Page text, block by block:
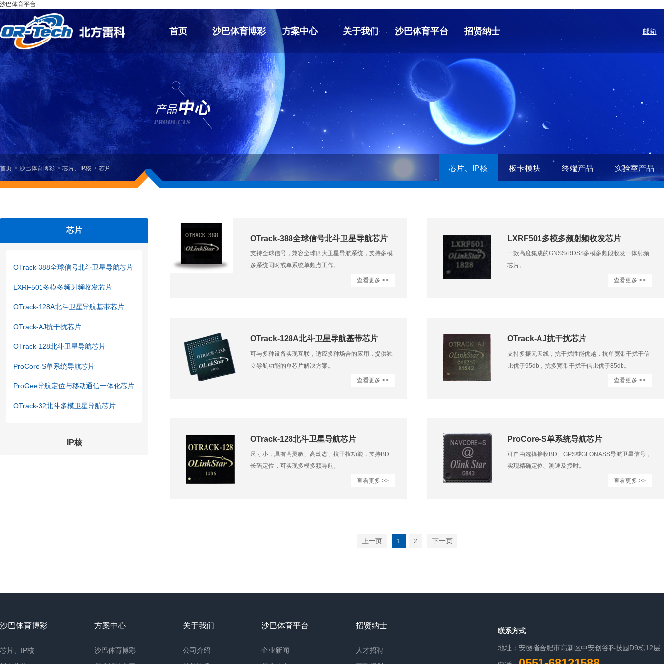
沙巴体育平台
首页 沙巴体育博彩
芯片、IP核
板卡模块
终端产品
实验室产品
方案中心
沙巴体育博彩
行业解决方案
关于我们
公司介绍
荣誉资质
联系我们
沙巴体育平台
企业新闻
行业动态
招贤纳士
人才招聘
邮箱
首页 沙巴体育博彩 芯片、IP核 芯片 芯片、IP核 板卡模块 终端产品 实验室产品
芯片
OTrack-388全球信号北斗卫星导航芯片
LXRF501多模多频射频收发芯片
OTrack-128A北斗卫星导航基带芯片
OTrack-AJ抗干扰芯片
OTrack-128北斗卫星导航芯片
ProCore-S单系统导航芯片
ProGee导航定位与移动通信一体化芯片
OTrack-32北斗多模卫星导航芯片
IP核
OTrack-388全球信号北斗卫星导航芯片
支持全球信号，兼容全球四大卫星导航系统，支持多模
多系统同时或单系统单频点工作。
查看更多 >>
LXRF501多模多频射频收发芯片
一款高度集成的GNSS/RDSS多模多频段收发一体射频
芯片。
查看更多 >>
OTrack-128A北斗卫星导航基带芯片
可与多种设备实现互联，适应多种场合的应用，提供独
立导航功能的单芯片解决方案。
查看更多 >>
OTrack-AJ抗干扰芯片
支持多振元天线，抗干扰性能优越，抗单宽带干扰干信
比优于95db，抗多宽带干扰干信比优于85db。
查看更多 >>
OTrack-128北斗卫星导航芯片
尺寸小，具有高灵敏、高动态、抗干扰功能，支持BD
长码定位，可实现多模多频导航。
查看更多 >>
ProCore-S单系统导航芯片
可自由选择接收BD、GPS或GLONASS导航卫星信号，
实现精确定位、测速及授时。
查看更多 >>
上一页 1 2 下一页
沙巴体育博彩
芯片、IP核
方案中心
沙巴体育博彩
关于我们
公司介绍
沙巴体育平台
企业新闻
招贤纳士
人才招聘
联系方式
地址：安徽省合肥市高新区中安创谷科技园D9栋12层